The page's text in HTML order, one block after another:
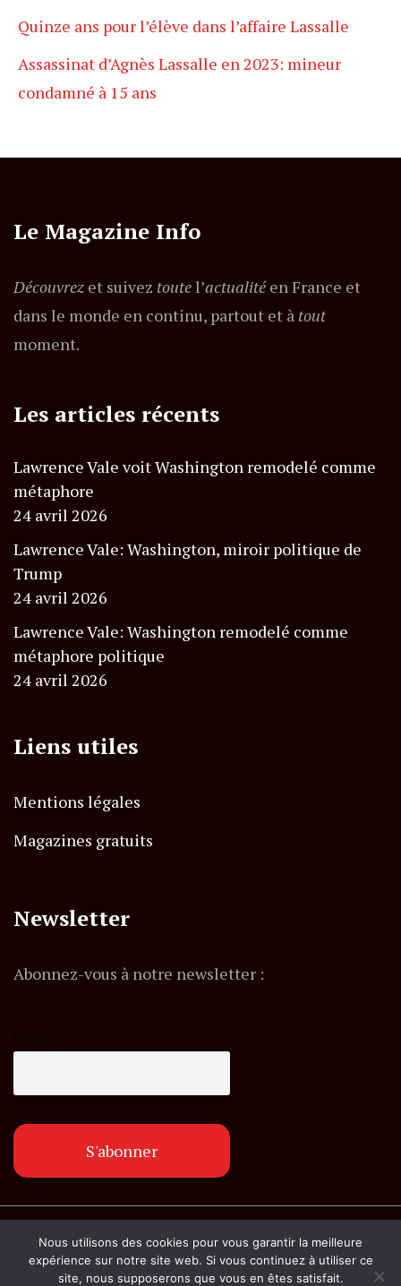
Quinze ans pour l’élève dans l’affaire Lassalle
Assassinat d’Agnès Lassalle en 2023: mineur
condamné à 15 ans
Le Magazine Info
Découvrez et suivez toutel’actualitéen France et
dans le monde en continu, partout et à tout
moment.
Les articles récents
Lawrence Vale voit Washington remodelé comme
métaphore
24 avril 2026
Lawrence Vale: Washington, miroir politique de
Trump
24 avril 2026
Lawrence Vale: Washington remodelé comme
métaphore politique
24 avril 2026
Liens utiles
Mentions légales
Magazines gratuits
Newsletter
Abonnez-vous à notre newsletter :
© Copyright lemagazineinfo.fr. Tous droits
réservés.
Nous utilisons des cookies pour vous garantir la meilleure
expérience sur notre site web. Si vous continuez à utiliser ce
site, nous supposerons que vous en êtes satisfait.